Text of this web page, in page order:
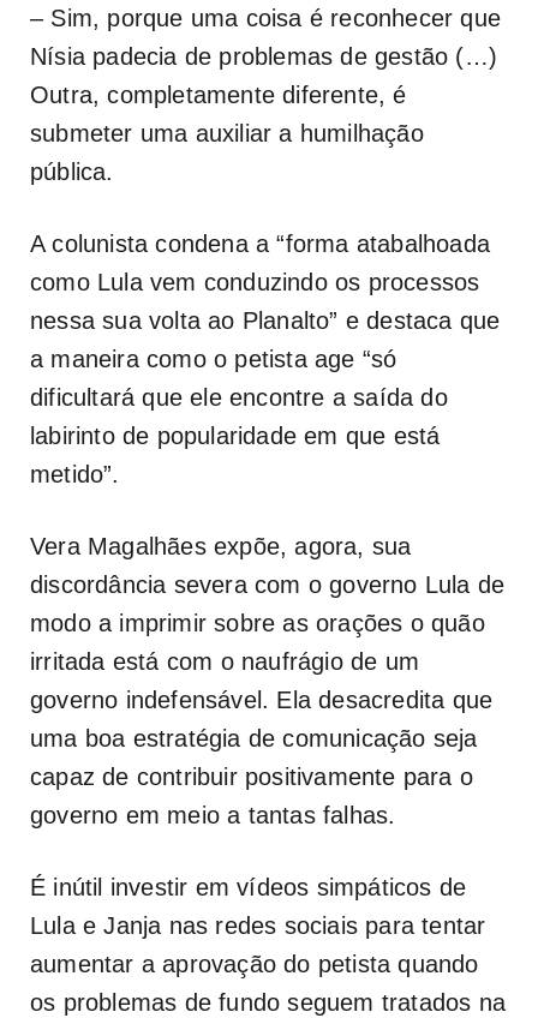
– Sim, porque uma coisa é reconhecer que
Nísia padecia de problemas de gestão (…)
Outra, completamente diferente, é
submeter uma auxiliar a humilhação
pública.
A colunista condena a “forma atabalhoada
como Lula vem conduzindo os processos
nessa sua volta ao Planalto” e destaca que
a maneira como o petista age “só
dificultará que ele encontre a saída do
labirinto de popularidade em que está
metido”.
Vera Magalhães expõe, agora, sua
discordância severa com o governo Lula de
modo a imprimir sobre as orações o quão
irritada está com o naufrágio de um
governo indefensável. Ela desacredita que
uma boa estratégia de comunicação seja
capaz de contribuir positivamente para o
governo em meio a tantas falhas.
É inútil investir em vídeos simpáticos de
Lula e Janja nas redes sociais para tentar
aumentar a aprovação do petista quando
os problemas de fundo seguem tratados na